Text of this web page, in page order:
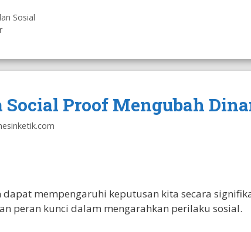
Sosial
Social Proof Mengubah
mempengaruhi keputusan kita secara
peran kunci dalam mengarahkan perilaku sosial.